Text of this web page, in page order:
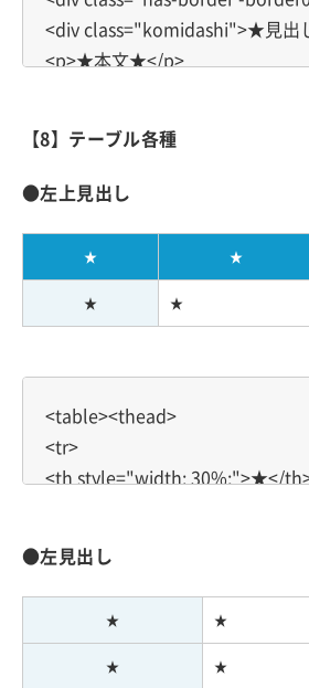
【8】テーブル各種
●左上見出し
★ ★
★ ★
●左見出し
★ ★
★ ★